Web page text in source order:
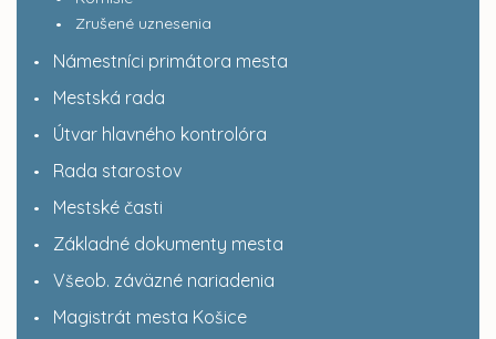
Zrušené uznesenia
Námestníci primátora mesta
Mestská rada
Útvar hlavného kontrolóra
Rada starostov
Mestské časti
Základné dokumenty mesta
Všeob. záväzné nariadenia
Magistrát mesta Košice